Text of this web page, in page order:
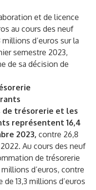
et de licence
au cours des neuf
d’euros sur la
semestre 2023,
de sa décision de
de trésorerie et les
représentent 16,4
2023, contre 26,8
Au cours des neuf
de trésorerie
d’euros, contre
13,3 millions d’euros